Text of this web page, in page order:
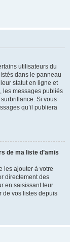
utilisateurs du
dans le panneau
statut en ligne et
les messages publiés
Si vous
qu’il publiera
de ma liste d’amis
les ajouter à votre
directement des
en saisissant leur
de vos listes depuis